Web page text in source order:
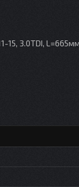
15, 3.0TDI,